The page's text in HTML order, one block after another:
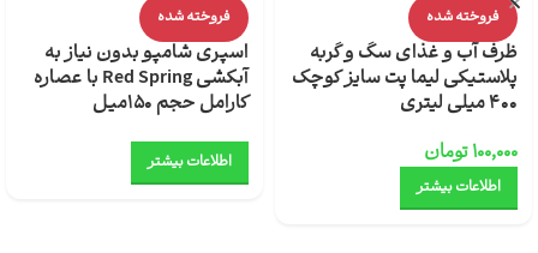
فروخته شده
ظرف آب و غذای سگ و گربه
پلاستیکی لیما پت سایز کوچک
400 میلی لیتری
۱۰۰,۰۰۰تومان
اطلاعات بیشتر
فروخته شده
اسپری شامپو بدون نیاز به
آبکشی Red Spring با عصاره
کارامل حجم 150میل
اطلاعات بیشتر